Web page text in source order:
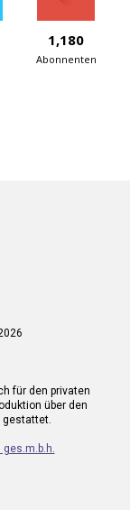
1,180
Abonnenten
für den privaten
über den
gestattet.